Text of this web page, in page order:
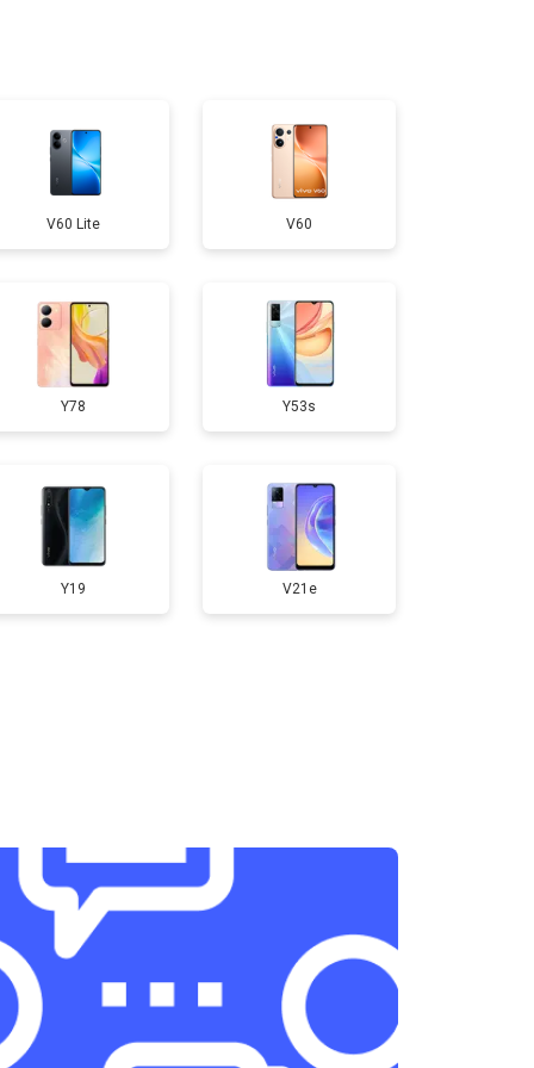
₽ Узнать
Узнать
Узнать
₽ Узнать
V60 Lite V60
Y78 Y53s
Y19 V21e